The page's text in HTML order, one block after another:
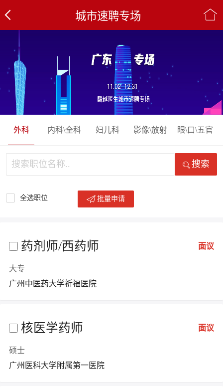
城市速聘专场
外科 内科\全科 妇儿科 影像\放射 眼\口\五官
搜索
全选职位 批量申请
药剂师/西药师 面议
大专
广州中医药大学祈福医院
核医学药师 面议
硕士
广州医科大学附属第一医院